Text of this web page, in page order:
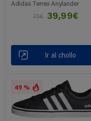
Adidas Terrex Anylander
75€
39,99€
Ir al chollo
49 %